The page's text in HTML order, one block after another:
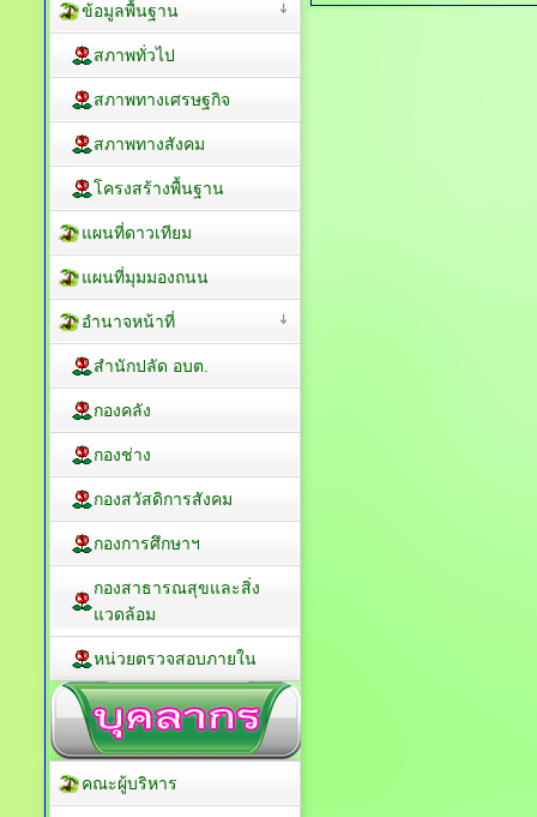
ข้อมูลพื้นฐาน
สภาพทั่วไป
สภาพทางเศรษฐกิจ
สภาพทางสังคม
โครงสร้างพื้นฐาน
แผนที่ดาวเทียม
แผนที่มุมมองถนน
อำนาจหน้าที่
สำนักปลัด อบต.
กองคลัง
กองช่าง
กองสวัสดิการสังคม
กองการศึกษาฯ
กองสาธารณสุขและสิ่ง
แวดล้อม
หน่วยตรวจสอบภายใน
คณะผู้บริหาร